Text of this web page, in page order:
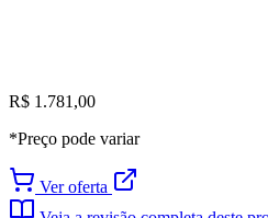
R$ 1.781,00
*Preço pode variar
Ver oferta